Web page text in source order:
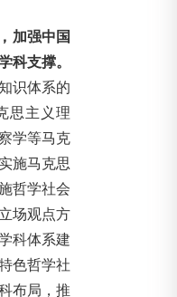
加强中国
科支撑。
识体系的
思主义理
学等马克
施马克思
哲学社会
场观点方
科体系建
色哲学社
布局，推